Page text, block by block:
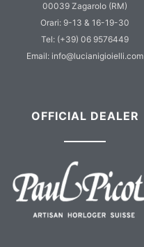
00039 Zagarolo (RM)
Orari: 9-13 & 16-19-30
Tel: (+39) 06 9576449
Email: info@lucianigioielli.com
OFFICIAL DEALER